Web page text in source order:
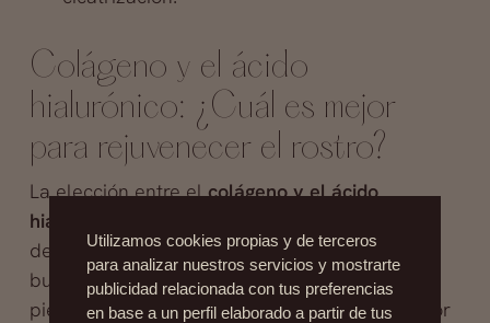
Colágeno y el ácido
hialurónico: ¿Cuál es mejor
para rejuvenecer el rostro?
Laelecciónentre elcolágeno y el ácido
hialurónico
dependerá de tus necesidades y objetivos. Si
buscas mejorar la firmeza y elasticidad de la
piel, el colágeno podría ser la mejor opción. Por
Utilizamos cookies propias y de terceros
para analizar nuestros servicios y mostrarte
publicidad relacionada con tus preferencias
en base a un perfil elaborado a partir de tus